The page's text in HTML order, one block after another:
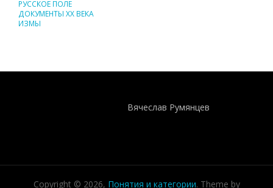
РУССКОЕ ПОЛЕ
ДОКУМЕНТЫ XX ВЕКА
ИЗМЫ
Вячеслав Румянцев
Copyright © 2026, Понятия и категории. Theme by